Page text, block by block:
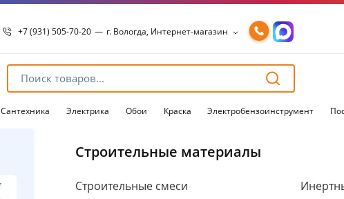
+7 (931) 505-70-20 — г. Вологда, Интернет-магазин
8 8172 54-15-98
8 8172 54-15-96
г. Вологда, Пошехонское ш., 18
Сантехника Электрика Обои Краска Электробензоинструмент
Строительные материалы
Строительные смеси
Для клиентов всех банков